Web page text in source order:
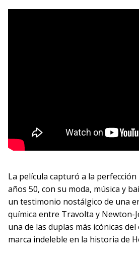
La película capturó a la perfección
años 50, con su moda, música y
un testimonio nostálgico de una
química entre Travolta y Newton-
una de las duplas más icónicas
marca indeleble en la historia de